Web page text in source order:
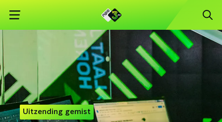
Uitzending gemist